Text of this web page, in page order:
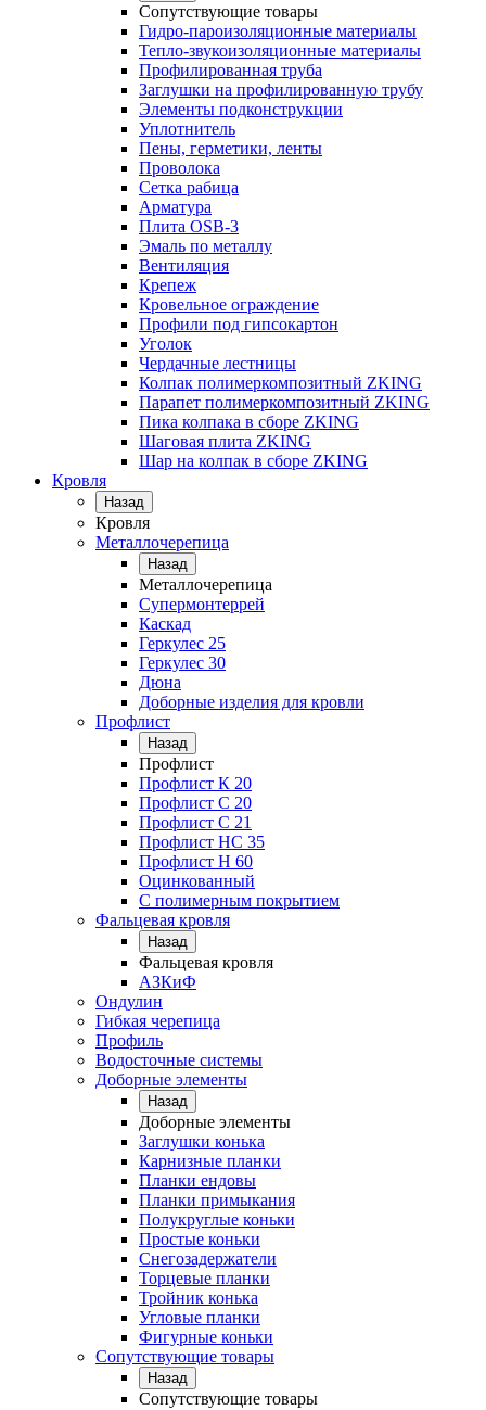
Сопутствующие товары
Гидро-пароизоляционные материалы
Тепло-звукоизоляционные материалы
Профилированная труба
Заглушки на профилированную трубу
Элементы подконструкции
Уплотнитель
Пены, герметики, ленты
Проволока
Сетка рабица
Арматура
Плита OSB-3
Эмаль по металлу
Вентиляция
Крепеж
Кровельное ограждение
Профили под гипсокартон
Уголок
Чердачные лестницы
Колпак полимеркомпозитный ZKING
Парапет полимеркомпозитный ZKING
Пика колпака в сборе ZKING
Шаговая плита ZKING
Шар на колпак в сборе ZKING
Кровля
Назад
Кровля
Металлочерепица
Назад
Металлочерепица
Супермонтеррей
Каскад
Геркулес 25
Геркулес 30
Дюна
Доборные изделия для кровли
Профлист
Назад
Профлист
Профлист К 20
Профлист С 20
Профлист C 21
Профлист НС 35
Профлист Н 60
Оцинкованный
С полимерным покрытием
Фальцевая кровля
Назад
Фальцевая кровля
АЗКиФ
Ондулин
Гибкая черепица
Профиль
Водосточные системы
Доборные элементы
Назад
Доборные элементы
Заглушки конька
Карнизные планки
Планки ендовы
Планки примыкания
Полукруглые коньки
Простые коньки
Снегозадержатели
Торцевые планки
Тройник конька
Угловые планки
Фигурные коньки
Сопутствующие товары
Назад
Сопутствующие товары